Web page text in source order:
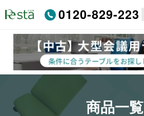
0120-829-223
商品一覧